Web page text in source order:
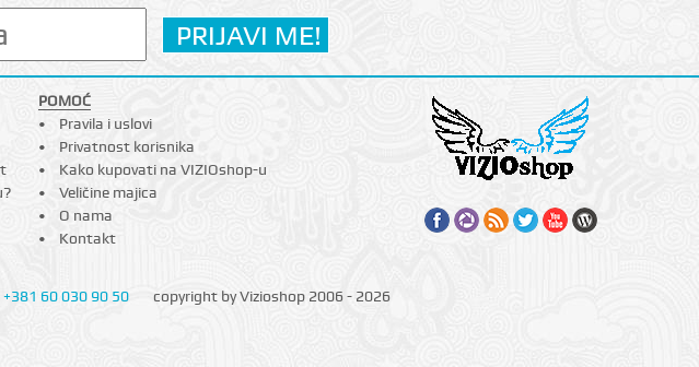
POMOĆ
Pravila i uslovi
Privatnost korisnika
Kako kupovati na VIZIOshop-u
Veličine majica
O nama
Kontakt
+381 60 030 90 50 copyright by Vizioshop 2006 - 2026